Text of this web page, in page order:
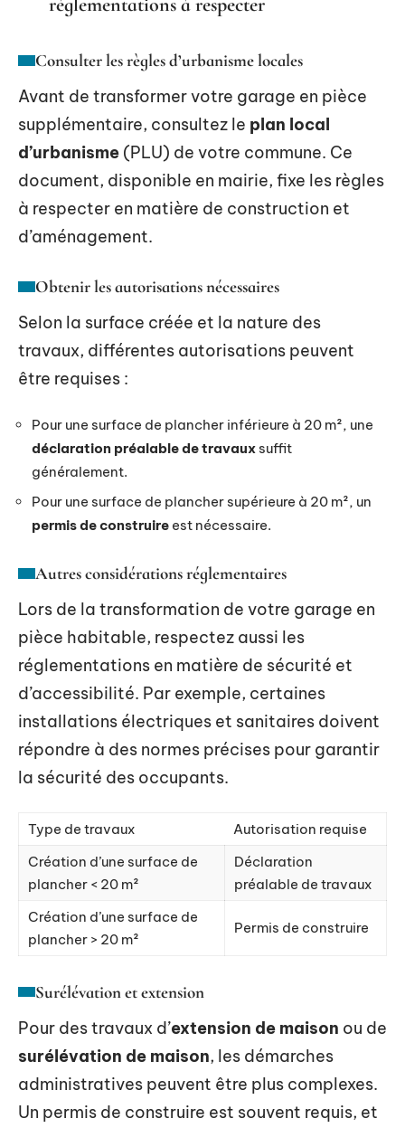
Consulter les règles d’urbanisme locales
Avant de transformer votre garage en pièce
supplémentaire, consultez le plan local
d’urbanisme (PLU) de votre commune. Ce
document, disponible en mairie, fixe les règles
à respecter en matière de construction et
d’aménagement.
Obtenir les autorisations nécessaires
Selon la surface créée et la nature des
travaux, différentes autorisations peuvent
être requises :
Pour une surface de plancher inférieure à 20 m², une
déclaration préalable de travaux suffit
généralement.
Pour une surface de plancher supérieure à 20 m², un
permis de construire est nécessaire.
Autres considérations réglementaires
Lors de la transformation de votre garage en
pièce habitable, respectez aussi les
réglementations en matière de sécurité et
d’accessibilité. Par exemple, certaines
installations électriques et sanitaires doivent
répondre à des normes précises pour garantir
la sécurité des occupants.
Type de travaux
Autorisation requise
Création d’une surface de
plancher < 20 m²
Déclaration
préalable de travaux
Création d’une surface de
plancher > 20 m²
Permis de construire
Surélévation et extension
Pour des travaux d’extension de maison ou de
surélévation de maison, les démarches
administratives peuvent être plus complexes.
Un permis de construire est souvent requis, et